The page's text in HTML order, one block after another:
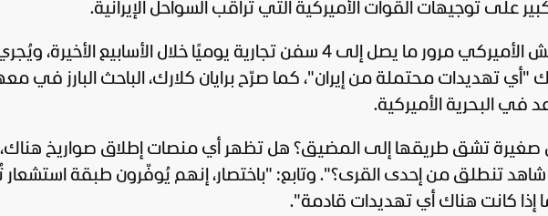
على توجيهات القوات الأميركية التي تراقب السواحل الإيرانية.
بحسب التقرير، أمّن الجيش الأميركي مرور ما يصل إلى 4 سفن تجارية يوميًا خلال الأسابيع الأخيرة،
"أي تهديدات محتملة من إيران"، كما صرّح برايان كلارك، الباحث البارز في
في البحرية الأميركية.
صغيرة تشق طريقها إلى المضيق؟ هل تظهر أي منصات إطلاق صواريخ هناك،
تنطلق من إحدى القرى؟". وتابع: "باختصار، إنهم يُوفّرون طبقة استشعار
إذا كانت هناك أي تهديدات قادمة".